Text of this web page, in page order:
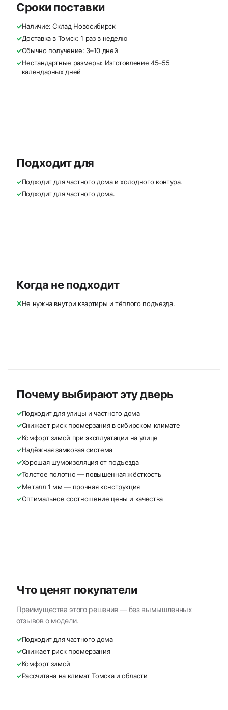
Сроки поставки
✓Наличие: Склад Новосибирск
✓Доставка в Томск: 1 раз в неделю
✓Обычно получение: 3–10 дней
✓Нестандартные размеры: Изготовление 45–55
календарных дней
Подходит для
✓Подходит для частного дома и холодного контура.
✓Подходит для частного дома.
Когда не подходит
✕Не нужна внутри квартиры и тёплого подъезда.
Почему выбирают эту дверь
✓Подходит для улицы и частного дома
✓Снижает риск промерзания в сибирском климате
✓Комфорт зимой при эксплуатации на улице
✓Надёжная замковая система
✓Хорошая шумоизоляция от подъезда
✓Толстое полотно — повышенная жёсткость
✓Металл 1 мм — прочная конструкция
✓Оптимальное соотношение цены и качества
Что ценят покупатели
Преимущества этого решения — без вымышленных
отзывов о модели.
✓Подходит для частного дома
✓Снижает риск промерзания
✓Комфорт зимой
✓Рассчитана на климат Томска и области